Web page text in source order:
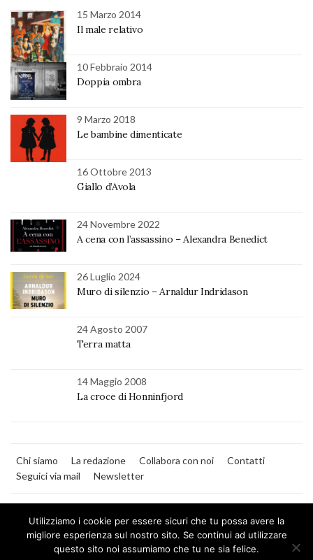
15 Marzo 2014
Il male relativo
10 Febbraio 2014
Doppia ombra
9 Marzo 2018
Le bambine dimenticate
16 Ottobre 2013
Giallo d’Avola
24 Novembre 2022
A cena con l’assassino – Alexandra Benedict
26 Luglio 2024
Muro di silenzio – Arnaldur Indridason
24 Agosto 2007
Terra matta
14 Maggio 2008
La croce di Honninfjord
Chi siamo La redazione Collabora con noi
Contatti
Seguici via mail
Newsletter
Utilizziamo i cookie per essere sicuri che tu possa avere la
migliore esperienza sul nostro sito. Se continui ad utilizzare
questo sito noi assumiamo che tu ne sia felice.